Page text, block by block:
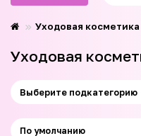
Уходовая косметика
Уходовая